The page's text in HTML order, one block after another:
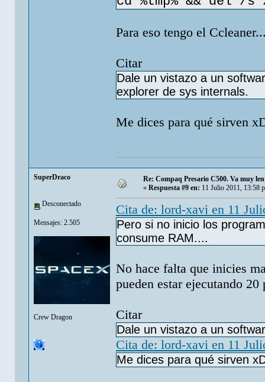
Para eso tengo el
Citar
Dale un vistazo a un
explorer de sys internals.
Me dices para qué sirven
SuperDraco
Desconectado
Mensajes: 2.505
Crew Dragon
Re: Compaq Presario C500. Va muy
« Respuesta #9 en: 11 Julio 2011, 13:58
Cita de: lord-xavi en 11
Pero si no inicio los
consume RAM....
No hace falta que inicies
pueden estar ejecutando
Citar
Dale un vistazo a un
Cita de: lord-xavi en 11
Me dices para qué sirven